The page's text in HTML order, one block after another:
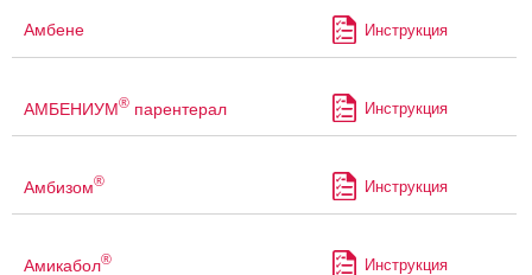
Амбене Инструкция
АМБЕНИУМ® парентерал Инструкция
Амбизом® Инструкция
Амикабол® Инструкция